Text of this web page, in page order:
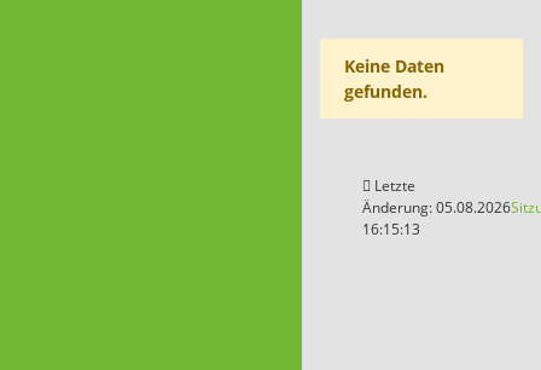
Keine Daten
gefunden.
Letzte
Änderung: 05.08.2026
16:15:13